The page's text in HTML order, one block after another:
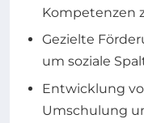
Kompetenzen
Gezielte
um soziale
Entwicklung
Umschulung